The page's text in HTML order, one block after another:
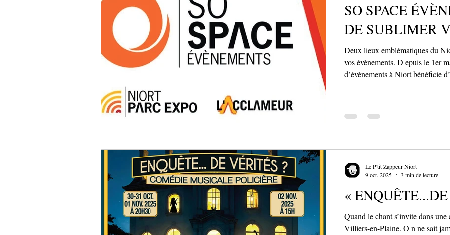
SO SPACE
DE SUBLIMER
Deux lieux emblématiques du
vos évènements. D epuis le 1er
d’évènements à Niort bénéficie
structure propose aux
accompagnement complet pour
«
Quand le chant s’invite dans
Villiers-en-Plaine. O n ne sait
Le P'tit Zappeur Niort
9 oct. 2025
3 min de lecture